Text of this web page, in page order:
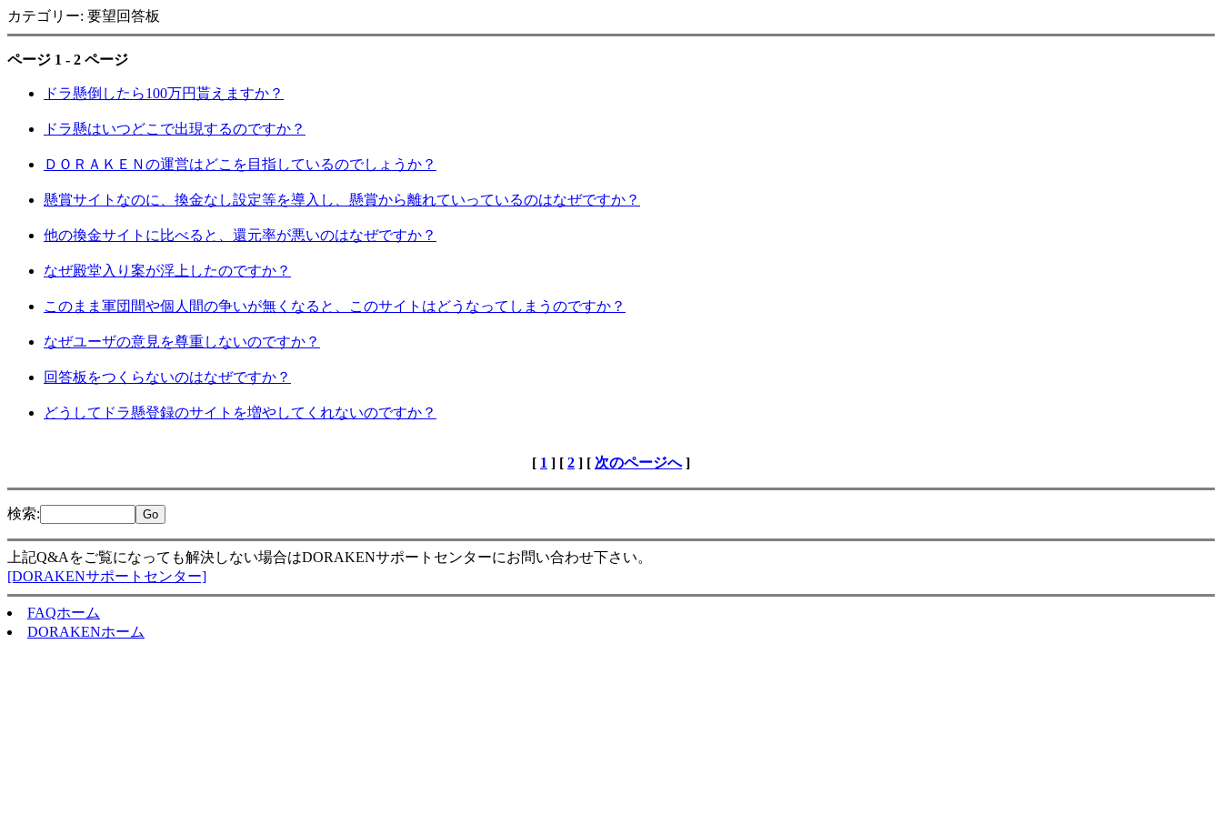
カテゴリー: 要望回答板
ページ 1 - 2 ページ
ドラ懸倒したら100万円貰えますか？
ドラ懸はいつどこで出現するのですか？
ＤＯＲＡＫＥＮの運営はどこを目指しているのでしょうか？
懸賞サイトなのに、換金なし設定等を導入し、懸賞から離れていっているのはなぜですか？
他の換金サイトに比べると、還元率が悪いのはなぜですか？
なぜ殿堂入り案が浮上したのですか？
このまま軍団間や個人間の争いが無くなると、このサイトはどうなってしまうのですか？
なぜユーザの意見を尊重しないのですか？
回答板をつくらないのはなぜですか？
どうしてドラ懸登録のサイトを増やしてくれないのですか？
[ 1 ] [ 2 ] [ 次のページへ]
検索:
上記Q&Aをご覧になっても解決しない場合はDORAKENサポートセンターにお問い合わせ下さい。
[DORAKENサポートセンター]
FAQホーム
DORAKENホーム